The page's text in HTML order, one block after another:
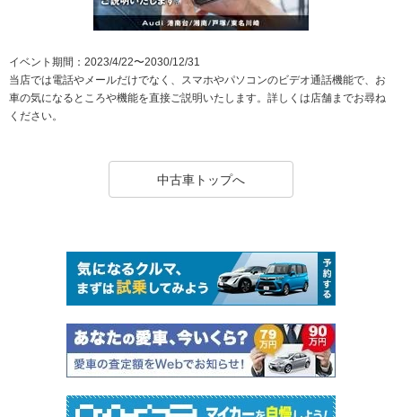
イベント期間：2023/4/22〜2030/12/31
当店では電話やメールだけでなく、スマホやパソコンのビデオ通話機能で、お
車の気になるところや機能を直接ご説明いたします。詳しくは店舗までお尋ね
ください。
中古車トップへ